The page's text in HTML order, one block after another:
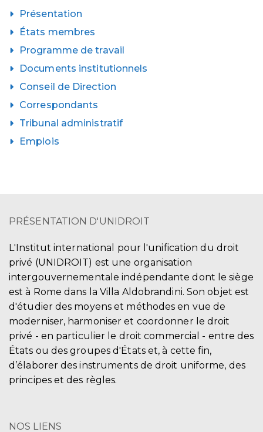
Présentation
États membres
Programme de travail
Documents institutionnels
Conseil de Direction
Correspondants
Tribunal administratif
Emplois
PRÉSENTATION D'UNIDROIT
L'Institut international pour l'unification du droit
privé (UNIDROIT) est une organisation
intergouvernementale indépendante dont le siège
est à Rome dans la Villa Aldobrandini. Son objet est
d'étudier des moyens et méthodes en vue de
moderniser, harmoniser et coordonner le droit
privé - en particulier le droit commercial - entre des
États ou des groupes d'États et, à cette fin,
d’élaborer des instruments de droit uniforme, des
principes et des règles.
NOS LIENS